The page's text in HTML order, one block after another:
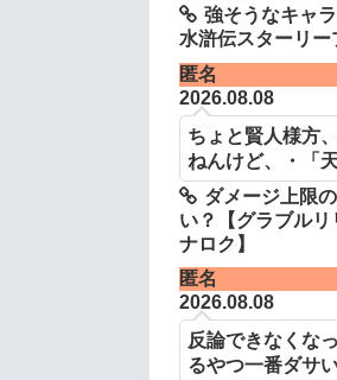
強そうなキャ
水滸伝スターリー
匿名
2026.08.08
ちょと賢人様方
ねんけど、・「
ダメージ上限
い？【グラブル
ナロク】
匿名
2026.08.08
反論できなくな
るやつ一番ダサ